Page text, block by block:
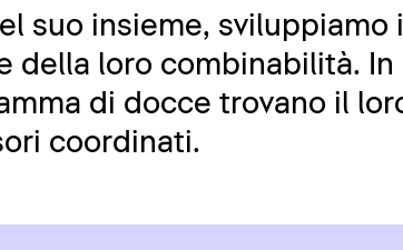
suo insieme, sviluppiamo
loro combinabilità. In
di docce trovano il
coordinati.